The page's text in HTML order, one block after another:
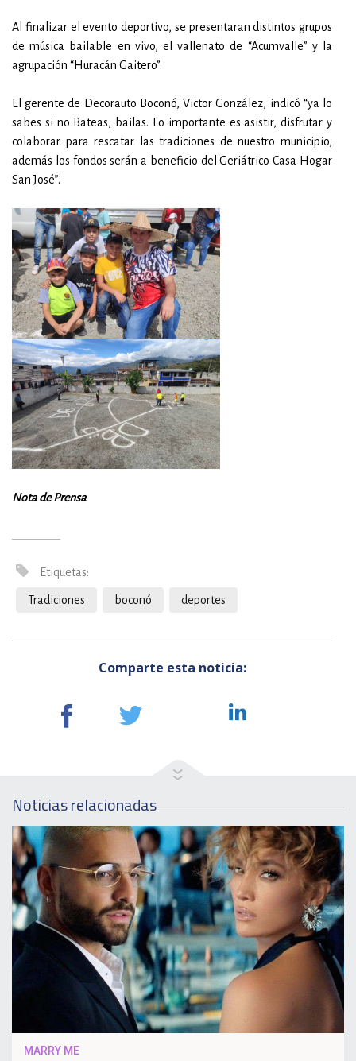
Al finalizar el evento deportivo, se presentaran distintos grupos
de música bailable en vivo, el vallenato de “Acumvalle” y la
agrupación “Huracán Gaitero”.
El gerente de Decorauto Boconó, Victor González, indicó “ya lo
sabes si no Bateas, bailas. Lo importante es asistir, disfrutar y
colaborar para rescatar las tradiciones de nuestro municipio,
además los fondos serán a beneficio del Geriátrico Casa Hogar
San José”.
Nota de Prensa
Etiquetas:
Tradiciones boconó deportes
Comparte esta noticia:
Noticias relacionadas
MARRY ME